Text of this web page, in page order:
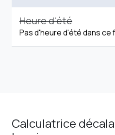
Heure d'été
Pas d'heure d'été dans ce
Calculatrice